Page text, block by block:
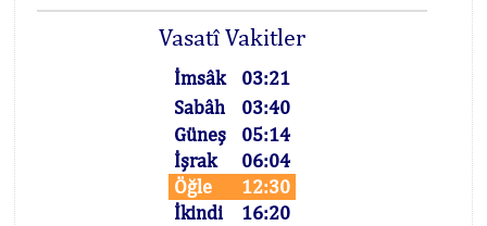
Vasatî Vakitler
İmsâk
03:21
Sabâh
03:40
Güneş
05:14
İşrak
06:04
Öğle
12:30
İkindi
16:20